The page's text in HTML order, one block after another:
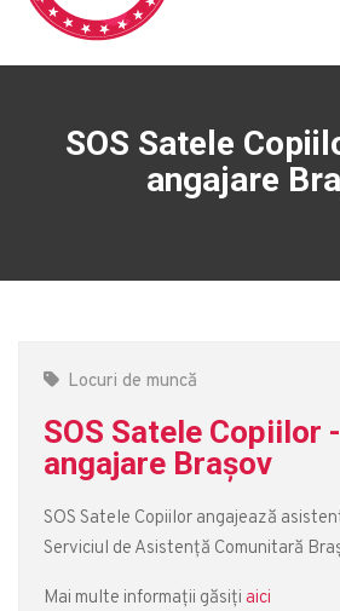
SOS Satele
angajare
Locuri de muncă
SOS Satele Copiilor
angajare Brașov
SOS Satele Copiilor angajează
Serviciul de Asistență Comunitară
Mai multe informații găsiți aici